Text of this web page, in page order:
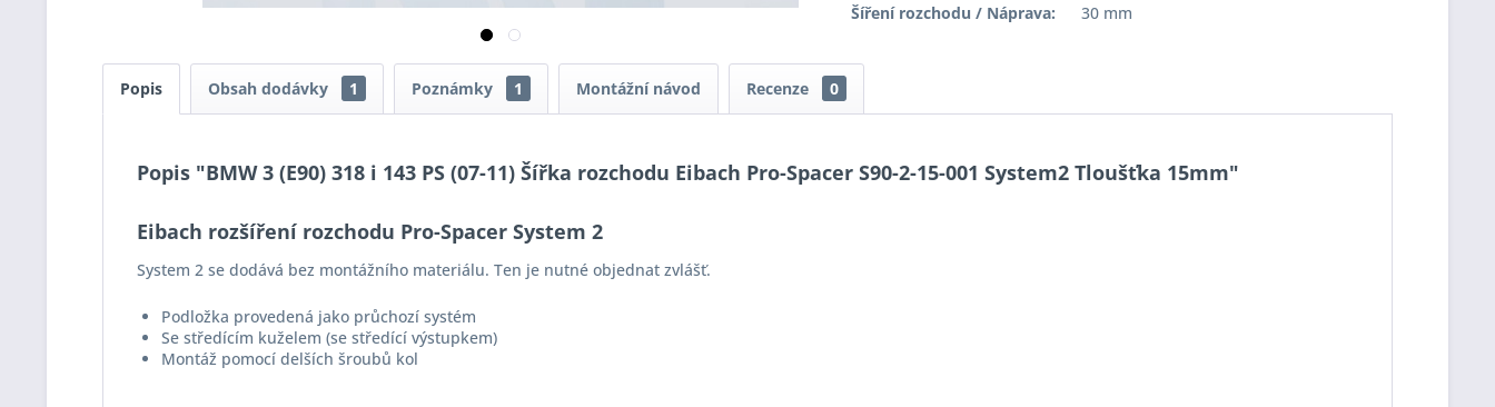
Šíření rozchodu / Náprava:
30 mm
Popis Obsah dodávky 1 Poznámky 1 Montážní návod Recenze 0
Popis "BMW 3 (E90) 318 i 143 PS (07-11) Šířka rozchodu Eibach Pro-Spacer S90-2-15-001 System2 Tloušťka 15mm"
Eibach rozšíření rozchodu Pro-Spacer System 2
System 2 se dodává bez montážního materiálu. Ten je nutné objednat zvlášť.
Podložka provedená jako průchozí systém
Se středícím kuželem (se středící výstupkem)
Montáž pomocí delších šroubů kol